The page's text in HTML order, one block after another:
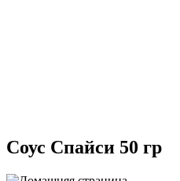
Соус Спайси 50 гр